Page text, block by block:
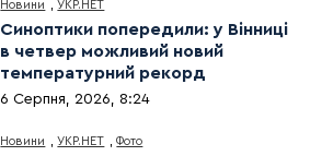
Новини ,УКР.НЕТ
Синоптики попередили: у Вінниці
в четвер можливий новий
температурний рекорд
6 Серпня, 2026, 8:24
Новини ,УКР.НЕТ ,Фото